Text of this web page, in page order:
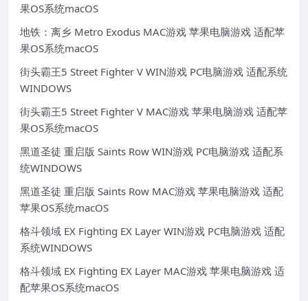
果OS系统macOS
地铁：离乡 Metro Exodus MAC游戏 苹果电脑游戏 适配苹
果OS系统macOS
街头霸王5 Street Fighter V WIN游戏 PC电脑游戏 适配系统
WINDOWS
街头霸王5 Street Fighter V MAC游戏 苹果电脑游戏 适配苹
果OS系统macOS
黑道圣徒 重启版 Saints Row WIN游戏 PC电脑游戏 适配系
统WINDOWS
黑道圣徒 重启版 Saints Row MAC游戏 苹果电脑游戏 适配
苹果OS系统macOS
格斗领域 EX Fighting EX Layer WIN游戏 PC电脑游戏 适配
系统WINDOWS
格斗领域 EX Fighting EX Layer MAC游戏 苹果电脑游戏 适
配苹果OS系统macOS